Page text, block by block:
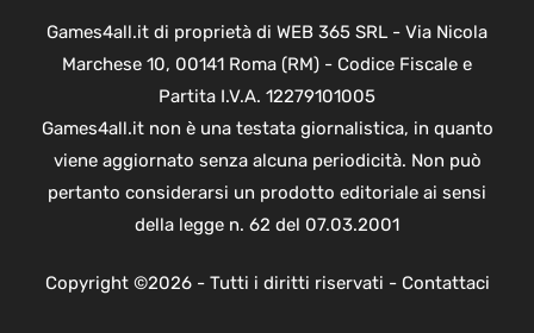
Games4all.it di proprietà di WEB 365 SRL - Via Nicola
Marchese 10, 00141 Roma (RM) - Codice Fiscale e
Partita I.V.A. 12279101005
Games4all.it non è una testata giornalistica, in quanto
viene aggiornato senza alcuna periodicità. Non può
pertanto considerarsi un prodotto editoriale ai sensi
della legge n. 62 del 07.03.2001
Copyright ©2026 - Tutti i diritti riservati - Contattaci